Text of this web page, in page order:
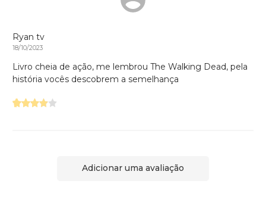
Ryan tv
18/10/2023
Livro cheia de ação, me lembrou The Walking Dead, pela
história vocês descobrem a semelhança
Adicionar uma avaliação